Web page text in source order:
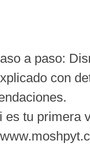
a paso:
con
es tu primera